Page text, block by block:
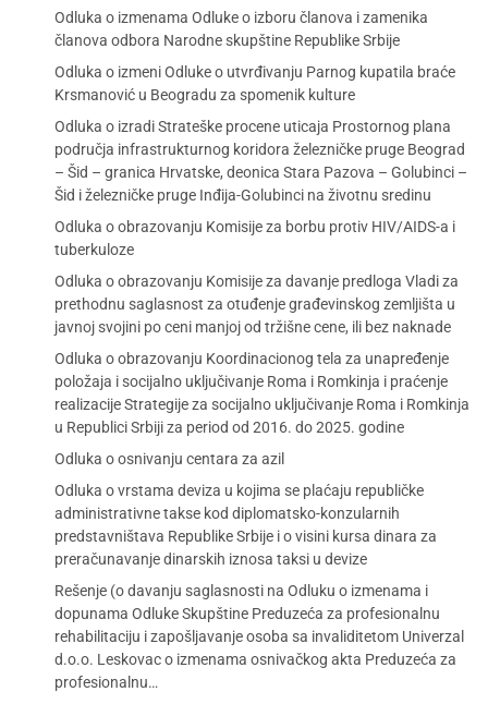
Odluka o izmenama Odluke o izboru članova i zamenika
članova odbora Narodne skupštine Republike Srbije
Odluka o izmeni Odluke o utvrđivanju Parnog kupatila braće
Krsmanović u Beogradu za spomenik kulture
Odluka o izradi Strateške procene uticaja Prostornog plana
područja infrastrukturnog koridora železničke pruge Beograd
– Šid – granica Hrvatske, deonica Stara Pazova – Golubinci –
Šid i železničke pruge Inđija-Golubinci na životnu sredinu
Odluka o obrazovanju Komisije za borbu protiv HIV/AIDS-a i
tuberkuloze
Odluka o obrazovanju Komisije za davanje predloga Vladi za
prethodnu saglasnost za otuđenje građevinskog zemljišta u
javnoj svojini po ceni manjoj od tržišne cene, ili bez naknade
Odluka o obrazovanju Koordinacionog tela za unapređenje
položaja i socijalno uključivanje Roma i Romkinja i praćenje
realizacije Strategije za socijalno uključivanje Roma i Romkinja
u Republici Srbiji za period od 2016. do 2025. godine
Odluka o osnivanju centara za azil
Odluka o vrstama deviza u kojima se plaćaju republičke
administrativne takse kod diplomatsko-konzularnih
predstavništava Republike Srbije i o visini kursa dinara za
preračunavanje dinarskih iznosa taksi u devize
Rešenje (o davanju saglasnosti na Odluku o izmenama i
dopunama Odluke Skupštine Preduzeća za profesionalnu
rehabilitaciju i zapošljavanje osoba sa invaliditetom Univerzal
d.o.o. Leskovac o izmenama osnivačkog akta Preduzeća za
profesionalnu…